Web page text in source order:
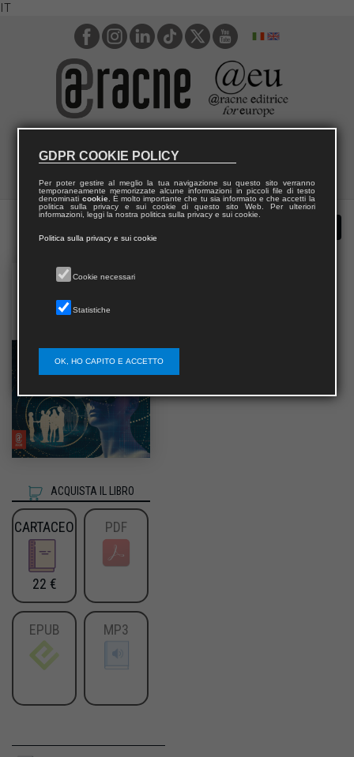
IT
ACQUISTA IL LIBRO
CARTACEO
22 €
PDF
EPUB MP3
GDPR COOKIE POLICY
Per poter gestire al meglio la tua navigazione su questo sito verranno
temporaneamente memorizzate alcune informazioni in piccoli file di testo
denominati cookie. È molto importante che tu sia informato e che accetti la
politica sulla privacy e sui cookie di questo sito Web. Per ulteriori
informazioni, leggi la nostra politica sulla privacy e sui cookie.
Politica sulla privacy e sui cookie
Cookie necessari
Statistiche
OK, HO CAPITO E ACCETTO